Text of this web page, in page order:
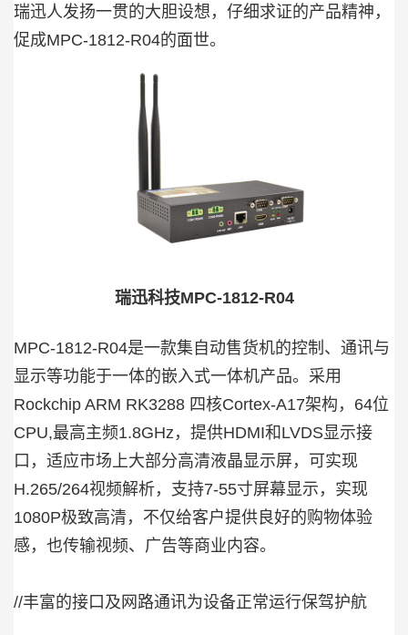
瑞迅人发扬一贯的大胆设想，仔细求证的产品精神，
促成MPC-1812-R04的面世。
瑞迅科技MPC-1812-R04
MPC-1812-R04是一款集自动售货机的控制、通讯与
显示等功能于一体的嵌入式一体机产品。采用
Rockchip ARM RK3288 四核Cortex-A17架构，64位
CPU,最高主频1.8GHz，提供HDMI和LVDS显示接
口，适应市场上大部分高清液晶显示屏，可实现
H.265/264视频解析，支持7-55寸屏幕显示，实现
1080P极致高清，不仅给客户提供良好的购物体验
感，也传输视频、广告等商业内容。
//丰富的接口及网路通讯为设备正常运行保驾护航